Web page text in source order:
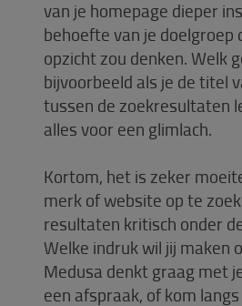
van je homepage dieper
behoefte van je doelgroep
opzicht zou denken. Welk
bijvoorbeeld als je de titel
tussen de zoekresultaten
alles voor een glimlach.
Kortom, het is zeker
merk of website op te
resultaten kritisch onder
Welke indruk wil jij maken
Medusa denkt graag met
een afspraak, of kom